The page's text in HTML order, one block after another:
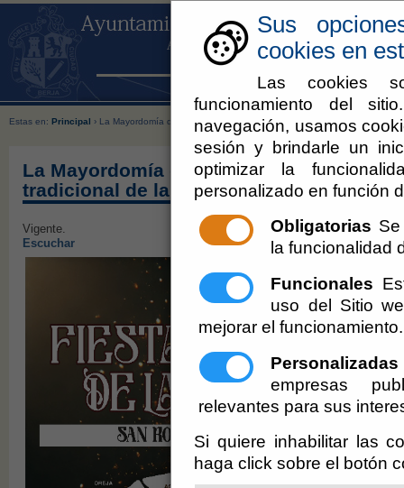
Sus
cookies en
Las cookies
funcionamiento del
navegación, usamos
sesión y brindarle un
optimizar la
personalizado en función
Obligatorias
la funcionalidad
Funcionales
uso del Sitio
mejorar el funcionamiento.
Personalizadas
empresas
relevantes para sus
Si quiere inhabilitar las
haga click sobre el botón
Estas en: Principal › La Mayordomía de San Roque celebra este fin de semana su Fiesta
La Mayordomía de San Roque celebra
tradicional de la Matanza
Vigente.
Escuchar